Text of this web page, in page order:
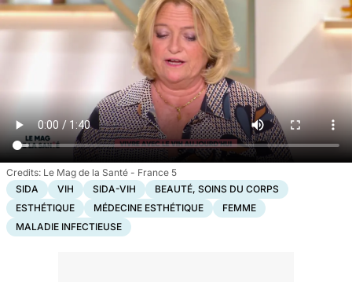
Le Mag de la Santé - France 5
SIDA
VIH SIDA-VIH
BEAUTÉ, SOINS DU CORPS
ESTHÉTIQUE
MÉDECINE ESTHÉTIQUE
FEMME
MALADIE INFECTIEUSE